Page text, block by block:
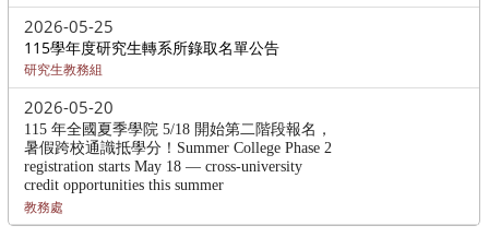
2026-05-25
115學年度研究生轉系所錄取名單公告
研究生教務組
2026-05-20
115 年全國夏季學院 5/18 開始第二階段報名，
暑假跨校通識抵學分！Summer College Phase 2
registration starts May 18 — cross-university
credit opportunities this summer
教務處